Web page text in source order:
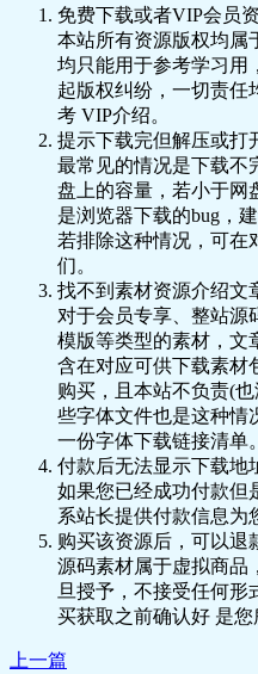
方，而是联
02丨第二章丨疾
🎵 19.0305
产.mp3
产.pdf
🎵 19.0306
的历史演化
📄 19.0306
的历史演化
“病”不用治
📄 19.0307
“病”不用治
🎵 19.0308
发生的，
📄 19.0308
发生的，而
🎵 19.0309
新角度.mp3
📄 19.0309
新角度.pdf
🎵 19.0310
体免疫.mp3
📄 19.0310
免费下载或者VIP会员
本站所有资源版权均属
均只能用于参考学习用
起版权纠纷，一切责任
考 VIP介绍。
提示下载完但解压或打
最常见的情况是下载不
盘上的容量，若小于网
是浏览器下载的bug，
若排除这种情况，可在
们。
找不到素材资源介绍文
对于会员专享、整站源
模版等类型的素材，文
含在对应可供下载素材
购买，且本站不负责(
些字体文件也是这种情
一份字体下载链接清单。
付款后无法显示下载地
如果您已经成功付款但
系站长提供付款信息为
购买该资源后，可以退
源码素材属于虚拟商品
旦授予，不接受任何形
买获取之前确认好 是
上一篇